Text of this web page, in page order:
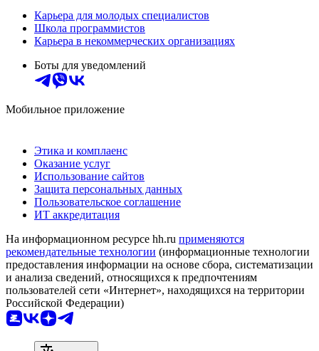
Карьера для молодых специалистов
Школа программистов
Карьера в некоммерческих организациях
Боты для уведомлений
Мобильное приложение
Этика и комплаенс
Оказание услуг
Использование сайтов
Защита персональных данных
Пользовательское соглашение
ИТ аккредитация
На информационном ресурсе hh.ru применяются
рекомендательные технологии (информационные технологии
предоставления информации на основе сбора, систематизации
и анализа сведений, относящихся к предпочтениям
пользователей сети «Интернет», находящихся на территории
Российской Федерации)